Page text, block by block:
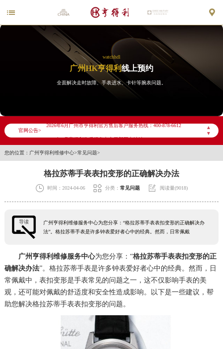
 
watchhdl
广州HK亨得利线上预约
全面解决走时故障、手表进水、卡针等腕表问题。
官网公告>
▲
▼
2026年6月广州市亨得利官方售后客户服务热线：400-878-6612
2026年6月亨得利售后服务中心最新网点地址：
您的位置： 广州亨得利维修中心>常见问题>
格拉苏蒂手表表扣变形的正确解决办法
 时间：2024-04-06  分类： 常见问题  阅读量(9018)
导读
广州亨得利维修服务中心为您分享：“格拉苏蒂手表表扣变形的正确解决办
法”。格拉苏蒂手表是许多钟表爱好者心中的经典。然而，日常佩戴
广州亨得利维修服务中心为您分享：“格拉苏蒂手表表扣变形的正
确解决办法”。格拉苏蒂手表是许多钟表爱好者心中的经典。然而，日
常佩戴中，表扣变形是手表常见的问题之一，这不仅影响手表的美
观，还可能对佩戴的舒适度和安全性造成影响。以下是一些建议，帮
助您解决格拉苏蒂手表表扣变形的问题。